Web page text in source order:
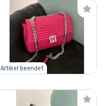
Artikel beendet